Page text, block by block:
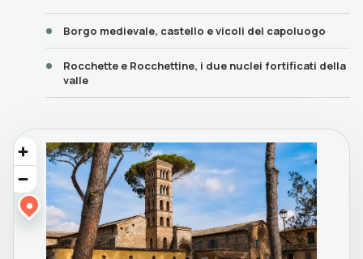
Borgo medievale, castello e vicoli del capoluogo
Rocchette e Rocchettine, i due nuclei fortificati della
valle